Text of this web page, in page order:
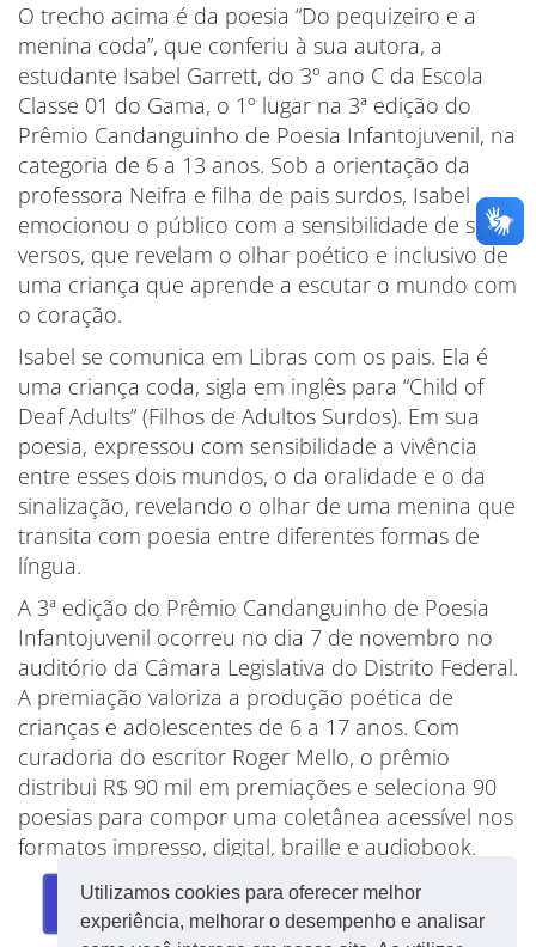
Utilizamos cookies para oferecer melhor
experiência, melhorar o desempenho e analisar
O trecho acima é da poesia “Do pequizeiro e a
menina coda”, que conferiu à sua autora, a
estudante Isabel Garrett, do 3º ano C da Escola
Classe 01 do Gama, o 1º lugar na 3ª edição do
Prêmio Candanguinho de Poesia Infantojuvenil, na
categoria de 6 a 13 anos. Sob a orientação da
professora Neifra e filha de pais surdos, Isabel
emocionou o público com a sensibilidade de seus
versos, que revelam o olhar poético e inclusivo de
uma criança que aprende a escutar o mundo com
o coração.
Isabel se comunica em Libras com os pais. Ela é
uma criança coda, sigla em inglês para “Child of
Deaf Adults” (Filhos de Adultos Surdos). Em sua
poesia, expressou com sensibilidade a vivência
entre esses dois mundos, o da oralidade e o da
sinalização, revelando o olhar de uma menina que
transita com poesia entre diferentes formas de
língua.
A 3ª edição do Prêmio Candanguinho de Poesia
Infantojuvenil ocorreu no dia 7 de novembro no
auditório da Câmara Legislativa do Distrito Federal.
A premiação valoriza a produção poética de
crianças e adolescentes de 6 a 17 anos. Com
curadoria do escritor Roger Mello, o prêmio
distribui R$ 90 mil em premiações e seleciona 90
poesias para compor uma coletânea acessível nos
formatos impresso, digital, braille e audiobook.
VEJA O ÁLBUM